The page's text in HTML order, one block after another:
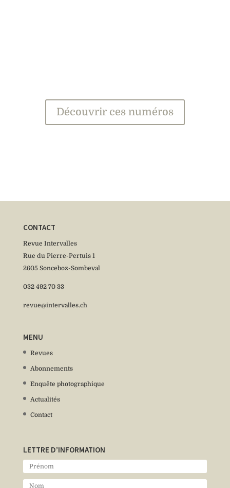
Découvrir ces numéros
CONTACT
Revue Intervalles
Rue du Pierre-Pertuis 1
2605 Sonceboz-Sombeval
032 492 70 33
revue@intervalles.ch
MENU
Revues
Abonnements
Enquête photographique
Actualités
Contact
LETTRE D’INFORMATION